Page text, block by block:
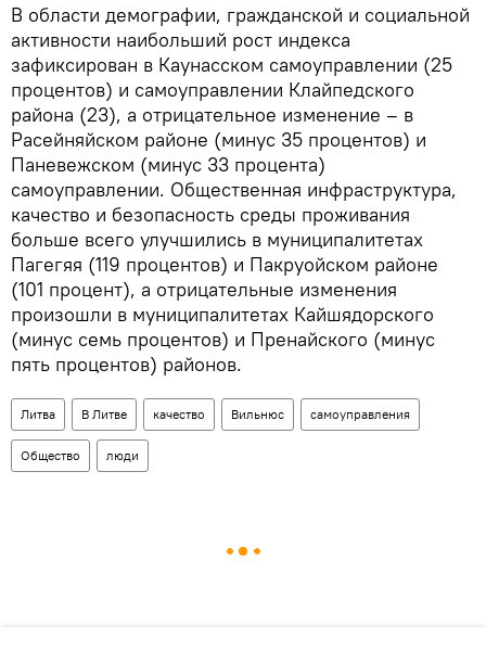
В области демографии, гражданской и социальной
активности наибольший рост индекса
зафиксирован в Каунасском самоуправлении (25
процентов) и самоуправлении Клайпедского
района (23), а отрицательное изменение – в
Расейняйском районе (минус 35 процентов) и
Паневежском (минус 33 процента)
самоуправлении. Общественная инфраструктура,
качество и безопасность среды проживания
больше всего улучшились в муниципалитетах
Пагегяя (119 процентов) и Пакруойском районе
(101 процент), а отрицательные изменения
произошли в муниципалитетах Кайшядорского
(минус семь процентов) и Пренайского (минус
пять процентов) районов.
Литва В Литве качество Вильнюс самоуправления
Общество люди